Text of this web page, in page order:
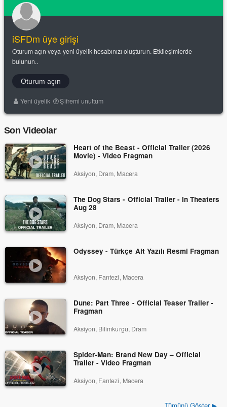
iSFDm üye girişi
Oturum açın veya yeni üyelik hesabınızı oluşturun. Etkileşimlerde
bulunun..
Oturum açın
Yeni üyelik Şifremi unuttum
Son Videolar
Heart of the Beast - Official Trailer (2026
Movie) - Video Fragman
Aksiyon, Dram, Macera
The Dog Stars - Official Trailer - In Theaters
Aug 28
Aksiyon, Dram, Macera
Odyssey - Türkçe Alt Yazılı Resmi Fragman
Aksiyon, Fantezi, Macera
Dune: Part Three - Official Teaser Trailer -
Fragman
Aksiyon, Bilimkurgu, Dram
Spider-Man: Brand New Day – Official
Trailer - Video Fragman
Aksiyon, Fantezi, Macera